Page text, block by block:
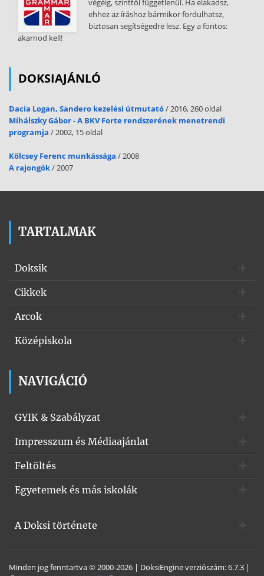
végéig, szinttől függetlenül. Ha elakadsz,
ehhez az íráshoz bármikor fordulhatsz,
biztosan segítségedre lesz. Egy a fontos:
akarnod kell!
DOKSIAJÁNLÓ
Dacia Logan, Sandero kezelési útmutató/ 2016, 260 oldal
Mihálszky Gábor - A BKV Forte rendszerének menetrendi
programja / 2002, 15 oldal
Kölcsey Ferenc munkássága / 2008
A rajongók/ 2007
TARTALMAK
Doksik
Cikkek
Arcok
Középiskola
NAVIGÁCIÓ
GYIK & Szabályzat
Impresszum és Médiaajánlat
Feltöltés
Egyetemek és más iskolák
A Doksi története
Minden jog fenntartva © 2000-2026 | DoksiEngine verziószám: 6.7.3 |